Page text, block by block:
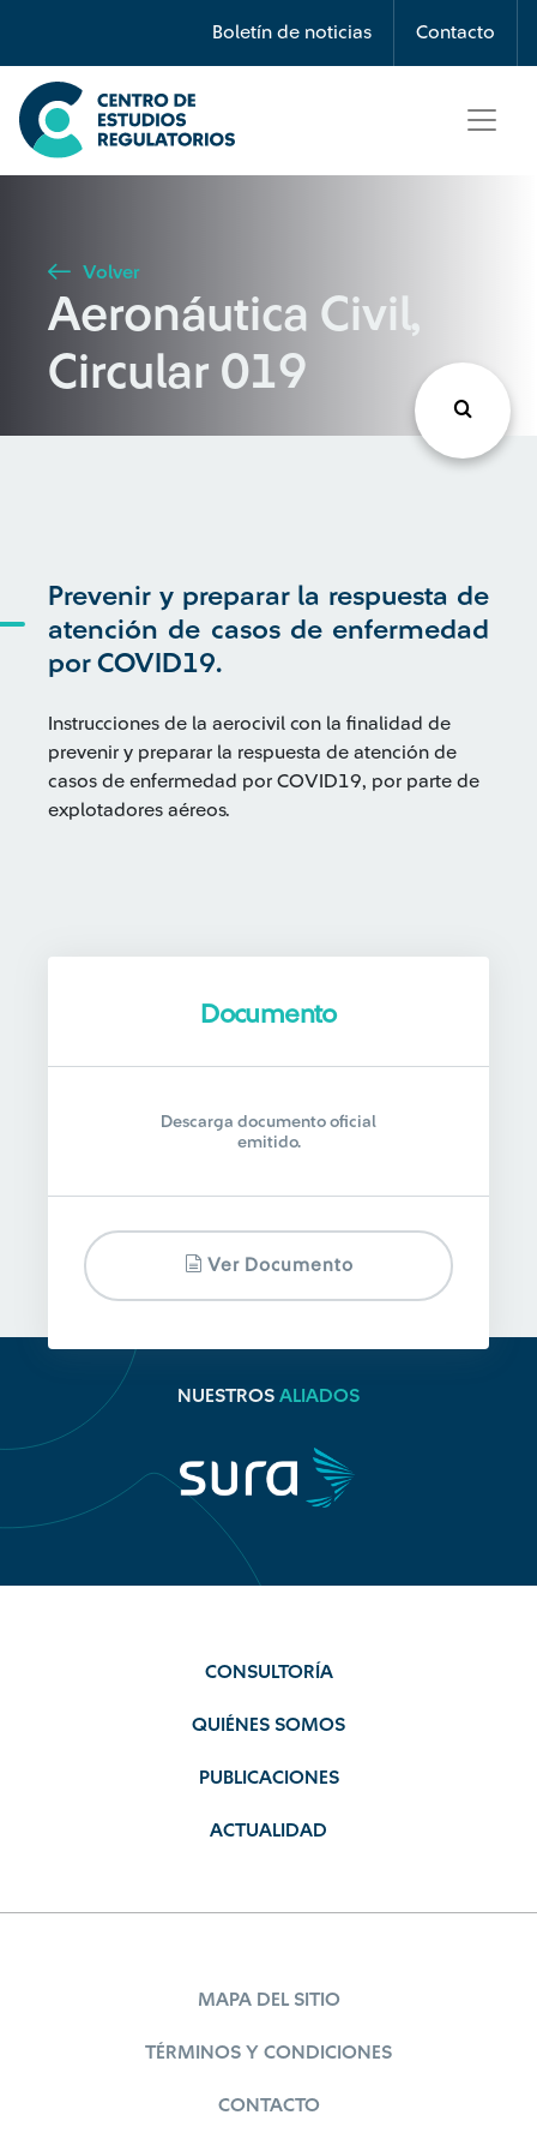
Boletín de noticias Contacto
Búsqueda
Seleccione país
Buscar
Volver
Aeronáutica Civil,
Circular 019
Prevenir y preparar la respuesta de
atención de casos de enfermedad
por COVID19.
Instrucciones de la aerocivil con la finalidad de
prevenir y preparar la respuesta de atención de
casos de enfermedad por COVID19, por parte de
explotadores aéreos.
Documento
Descarga documento oficial
emitido.
Ver Documento
NUESTROS ALIADOS
CONSULTORÍA
QUIÉNES SOMOS
PUBLICACIONES
ACTUALIDAD
MAPA DEL SITIO
TÉRMINOS Y CONDICIONES
CONTACTO